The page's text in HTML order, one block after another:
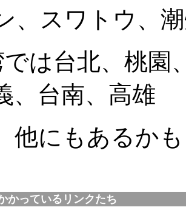
、スワトウ、
は台北、桃園
、台南、高雄
他にもあるか
っているリンクたち